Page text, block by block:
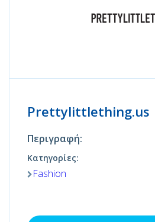
Prettylittlething.us
Περιγραφή:
Κατηγορίες:
Fashion